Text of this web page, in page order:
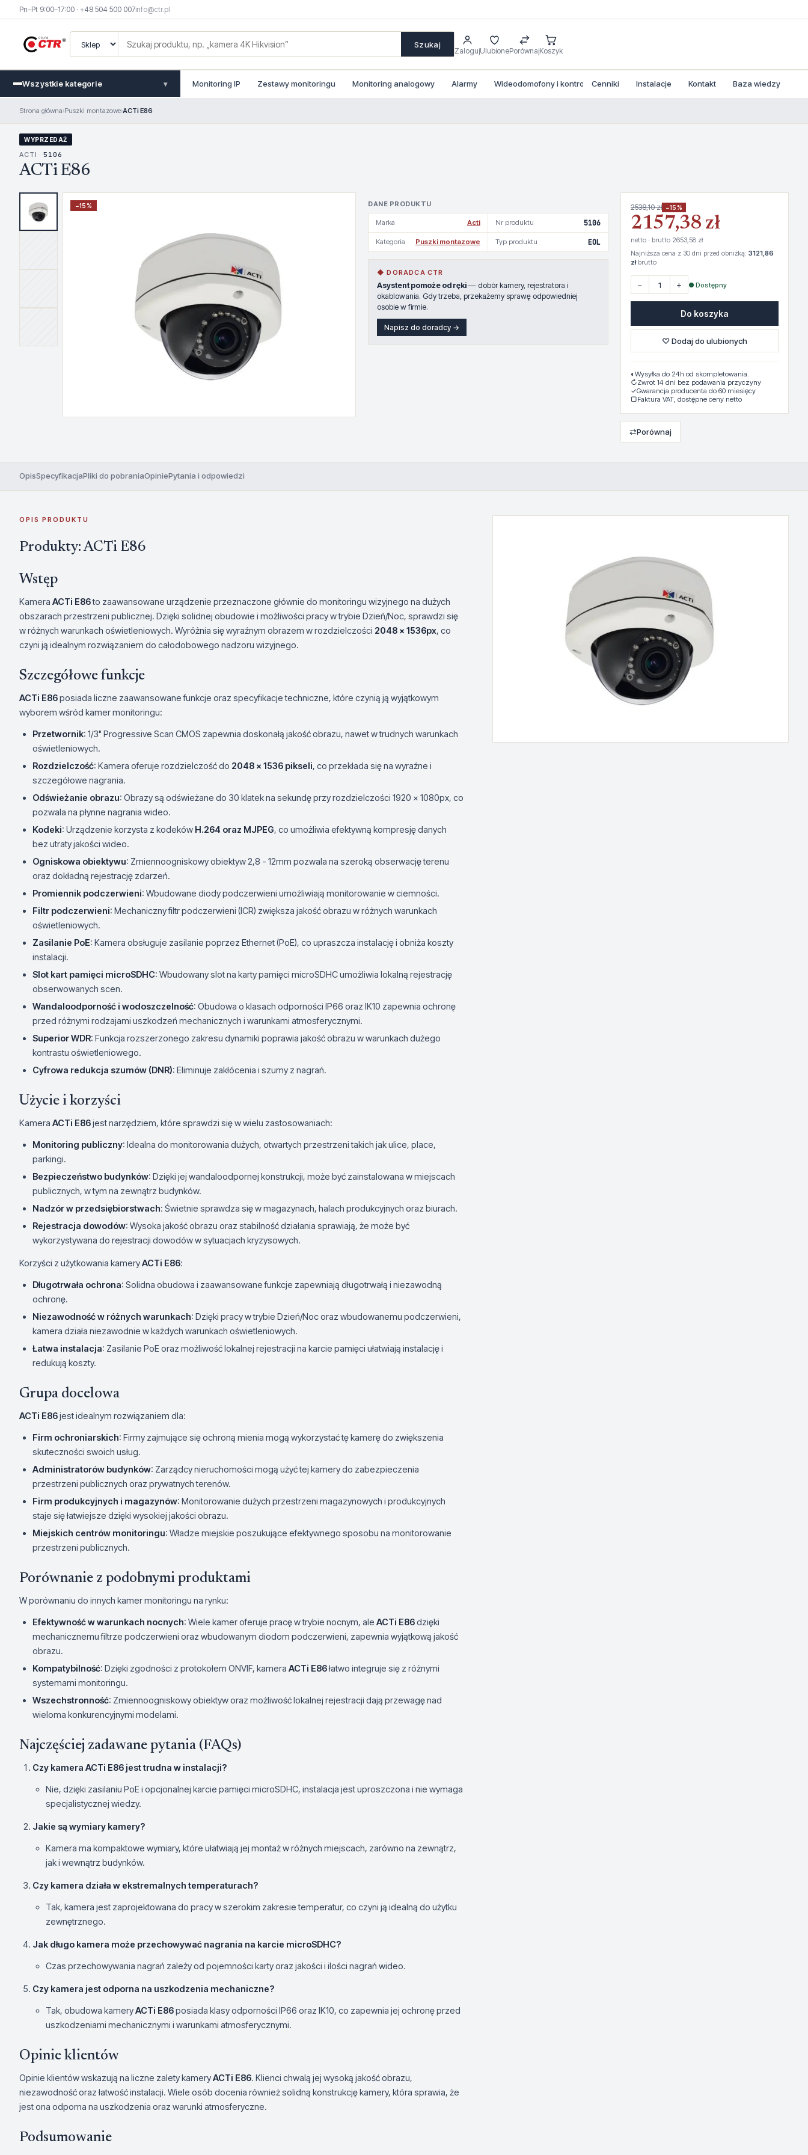
Pn–Pt 9:00–17:00 · +48 504 500 007info@ctr.pl
Szukaj
ZalogujUlubionePorównajKoszyk
Wszystkie kategorie ▾ Monitoring IP Zestawy monitoringu Monitoring analogowy Alarmy Wideodomofony i kontrola dostepu
Cenniki Instalacje Kontakt Baza wiedzy
Strona główna›Puszki montazowe›ACTi E86
WYPRZEDAŻ
ACTI · 5106
ACTi E86
−15% DANE PRODUKTU
Marka Acti Nr produktu 5106
Kategoria Puszki montazowe Typ produktu EOL
◆ DORADCA CTR
Asystent pomoże od ręki — dobór kamery, rejestratora i
okablowania. Gdy trzeba, przekażemy sprawę odpowiedniej
osobie w firmie.
Napisz do doradcy →
2538,10 zł −15%
2157,38 zł
netto · brutto 2653,58 zł
Najniższa cena z 30 dni przed obniżką: 3121,86
złbrutto
− + ● Dostępny
Do koszyka
♡ Dodaj do ulubionych
◐ Wysyłka do 24h od skompletowania.
↻Zwrot 14 dni bez podawania przyczyny
✓Gwarancja producenta do 60 miesięcy
▢Faktura VAT, dostępne ceny netto
⇄Porównaj
OpisSpecyfikacjaPliki do pobraniaOpiniePytania i odpowiedzi
OPIS PRODUKTU
Produkty: ACTi E86
Wstęp
Kamera ACTi E86to zaawansowane urządzenie przeznaczone głównie do monitoringu wizyjnego na dużych
obszarach przestrzeni publicznej. Dzięki solidnej obudowie i możliwości pracy w trybie Dzień/Noc, sprawdzi się
w różnych warunkach oświetleniowych. Wyróżnia się wyraźnym obrazem w rozdzielczości 2048 x 1536px, co
czyni ją idealnym rozwiązaniem do całodobowego nadzoru wizyjnego.
Szczegółowe funkcje
ACTi E86posiada liczne zaawansowane funkcje oraz specyfikacje techniczne, które czynią ją wyjątkowym
wyborem wśród kamer monitoringu:
Przetwornik: 1/3" Progressive Scan CMOS zapewnia doskonałą jakość obrazu, nawet w trudnych warunkach
oświetleniowych.
Rozdzielczość: Kamera oferuje rozdzielczość do 2048 x 1536 pikseli, co przekłada się na wyraźne i
szczegółowe nagrania.
Odświeżanie obrazu: Obrazy są odświeżane do 30 klatek na sekundę przy rozdzielczości 1920 x 1080px, co
pozwala na płynne nagrania wideo.
Kodeki: Urządzenie korzysta z kodeków H.264 oraz MJPEG, co umożliwia efektywną kompresję danych
bez utraty jakości wideo.
Ogniskowa obiektywu: Zmiennoogniskowy obiektyw 2,8 - 12mm pozwala na szeroką obserwację terenu
oraz dokładną rejestrację zdarzeń.
Promiennik podczerwieni: Wbudowane diody podczerwieni umożliwiają monitorowanie w ciemności.
Filtr podczerwieni: Mechaniczny filtr podczerwieni (ICR) zwiększa jakość obrazu w różnych warunkach
oświetleniowych.
Zasilanie PoE: Kamera obsługuje zasilanie poprzez Ethernet (PoE), co upraszcza instalację i obniża koszty
instalacji.
Slot kart pamięci microSDHC: Wbudowany slot na karty pamięci microSDHC umożliwia lokalną rejestrację
obserwowanych scen.
Wandaloodporność i wodoszczelność: Obudowa o klasach odporności IP66 oraz IK10 zapewnia ochronę
przed różnymi rodzajami uszkodzeń mechanicznych i warunkami atmosferycznymi.
Superior WDR: Funkcja rozszerzonego zakresu dynamiki poprawia jakość obrazu w warunkach dużego
kontrastu oświetleniowego.
Cyfrowa redukcja szumów (DNR): Eliminuje zakłócenia i szumy z nagrań.
Użycie i korzyści
Kamera ACTi E86jest narzędziem, które sprawdzi się w wielu zastosowaniach:
Monitoring publiczny: Idealna do monitorowania dużych, otwartych przestrzeni takich jak ulice, place,
parkingi.
Bezpieczeństwo budynków: Dzięki jej wandaloodpornej konstrukcji, może być zainstalowana w miejscach
publicznych, w tym na zewnątrz budynków.
Nadzór w przedsiębiorstwach: Świetnie sprawdza się w magazynach, halach produkcyjnych oraz biurach.
Rejestracja dowodów: Wysoka jakość obrazu oraz stabilność działania sprawiają, że może być
wykorzystywana do rejestracji dowodów w sytuacjach kryzysowych.
Korzyści z użytkowania kameryACTi E86:
Długotrwała ochrona: Solidna obudowa i zaawansowane funkcje zapewniają długotrwałą i niezawodną
ochronę.
Niezawodność w różnych warunkach: Dzięki pracy w trybie Dzień/Noc oraz wbudowanemu podczerwieni,
kamera działa niezawodnie w każdych warunkach oświetleniowych.
Łatwa instalacja: Zasilanie PoE oraz możliwość lokalnej rejestracji na karcie pamięci ułatwiają instalację i
redukują koszty.
Grupa docelowa
ACTi E86jest idealnym rozwiązaniem dla:
Firm ochroniarskich: Firmy zajmujące się ochroną mienia mogą wykorzystać tę kamerę do zwiększenia
skuteczności swoich usług.
Administratorów budynków: Zarządcy nieruchomości mogą użyć tej kamery do zabezpieczenia
przestrzeni publicznych oraz prywatnych terenów.
Firm produkcyjnych i magazynów: Monitorowanie dużych przestrzeni magazynowych i produkcyjnych
staje się łatwiejsze dzięki wysokiej jakości obrazu.
Miejskich centrów monitoringu: Władze miejskie poszukujące efektywnego sposobu na monitorowanie
przestrzeni publicznych.
Porównanie z podobnymi produktami
W porównaniu do innych kamer monitoringu na rynku:
Efektywność w warunkach nocnych: Wiele kamer oferuje pracę w trybie nocnym, ale ACTi E86dzięki
mechanicznemu filtrze podczerwieni oraz wbudowanym diodom podczerwieni, zapewnia wyjątkową jakość
obrazu.
Kompatybilność: Dzięki zgodności z protokołem ONVIF, kamera ACTi E86łatwo integruje się z różnymi
systemami monitoringu.
Wszechstronność: Zmiennoogniskowy obiektyw oraz możliwość lokalnej rejestracji dają przewagę nad
wieloma konkurencyjnymi modelami.
Najczęściej zadawane pytania (FAQs)
Czy kamera ACTi E86 jest trudna w instalacji?
Nie, dzięki zasilaniu PoE i opcjonalnej karcie pamięci microSDHC, instalacja jest uproszczona i nie wymaga
specjalistycznej wiedzy.
Jakie są wymiary kamery?
Kamera ma kompaktowe wymiary, które ułatwiają jej montaż w różnych miejscach, zarówno na zewnątrz,
jak i wewnątrz budynków.
Czy kamera działa w ekstremalnych temperaturach?
Tak, kamera jest zaprojektowana do pracy w szerokim zakresie temperatur, co czyni ją idealną do użytku
zewnętrznego.
Jak długo kamera może przechowywać nagrania na karcie microSDHC?
Czas przechowywania nagrań zależy od pojemności karty oraz jakości i ilości nagrań wideo.
Czy kamera jest odporna na uszkodzenia mechaniczne?
Tak, obudowa kameryACTi E86posiada klasy odporności IP66 oraz IK10, co zapewnia jej ochronę przed
uszkodzeniami mechanicznymi i warunkami atmosferycznymi.
Opinie klientów
Opinie klientów wskazują na liczne zalety kameryACTi E86. Klienci chwalą jej wysoką jakość obrazu,
niezawodność oraz łatwość instalacji. Wiele osób docenia również solidną konstrukcję kamery, która sprawia, że
jest ona odporna na uszkodzenia oraz warunki atmosferyczne.
Podsumowanie